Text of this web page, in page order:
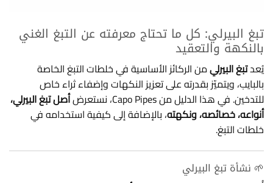
تبغ البيرلي: كل ما تحتاج معرفته عن التبغ الغني
بالنكهة والتعقيد
يُعدتبغ البيرليمن الركائز الأساسية في خلطات التبغ الخاصة
بالبايب، ويتميّز بقدرته على تعزيز النكهات وإضفاء ثراء خاص
للتدخين. في هذا الدليل من Capo Pipes، نستعرض
أصل تبغ البيرلي،
أنواعه، خصائصه، ونكهته، بالإضافة إلى كيفية استخدامه في
خلطات التبغ.
🌱 نشأة تبغ البيرلي